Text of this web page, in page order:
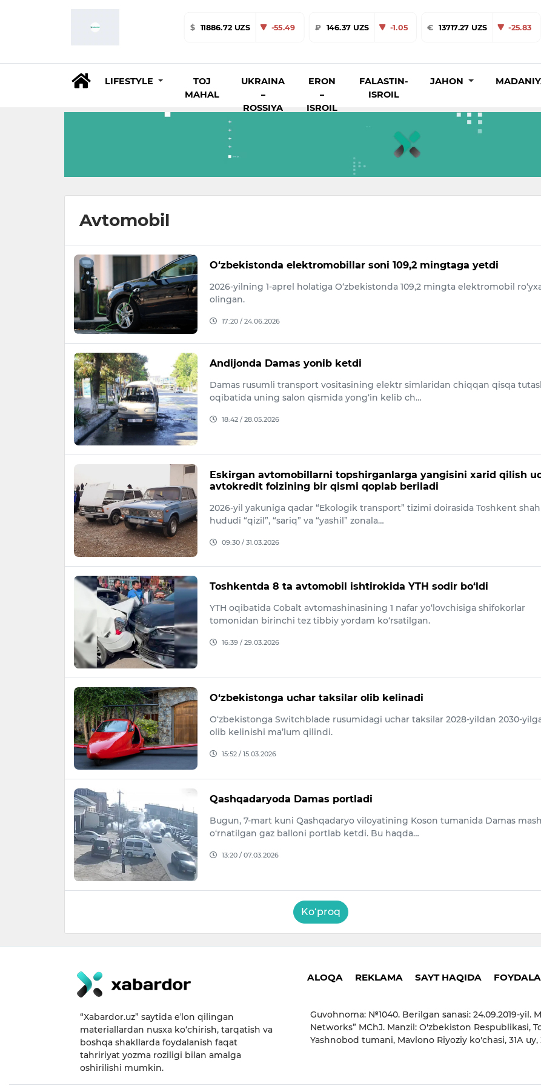
$ 11886.72 UZS -55.49 ₽ 146.37 UZS -1.05 € 13717.27 UZS -25.83
LIFESTYLE
TOJ
MAHAL
UKRAINA
–
ROSSIYA
ERON
–
ISROIL
FALASTIN-
ISROIL
JAHON
Avtomobil
O‘zbekistonda elektromobillar soni 109,2 mingtaga yetdi
2026-yilning 1-aprel holatiga O‘zbekistonda 109,2 mingta elektromobil
olingan.
17:20 / 24.06.2026
Andijonda Damas yonib ketdi
Damas rusumli transport vositasining elektr simlaridan chiqqan qisqa
oqibatida uning salon qismida yong‘in kelib ch…
18:42 / 28.05.2026
Eskirgan avtomobillarni topshirganlarga yangisini xarid qilish
avtokredit foizining bir qismi qoplab beriladi
2026-yil yakuniga qadar “Ekologik transport” tizimi doirasida Toshkent
hududi “qizil”, “sariq” va “yashil” zonala…
09:30 / 31.03.2026
Toshkentda 8 ta avtomobil ishtirokida YTH sodir bo‘ldi
YTH oqibatida Cobalt avtomashinasining 1 nafar yo‘lovchisiga shifokorlar
tomonidan birinchi tez tibbiy yordam ko‘rsatilgan.
16:39 / 29.03.2026
O‘zbekistonga uchar taksilar olib kelinadi
O‘zbekistonga Switchblade rusumidagi uchar taksilar 2028-yildan 2030-
olib kelinishi ma’lum qilindi.
15:52 / 15.03.2026
Qashqadaryoda Damas portladi
Bugun, 7-mart kuni Qashqadaryo viloyatining Koson tumanida Damas
o‘rnatilgan gaz balloni portlab ketdi. Bu haqda…
13:20 / 07.03.2026
Ko‘proq
“Xabardor.uz” saytida eʼlon qilingan
materiallardan nusxa ko‘chirish, tarqatish va
boshqa shakllarda foydalanish faqat
tahririyat yozma roziligi bilan amalga
oshirilishi mumkin.
ALOQA REKLAMA SAYT HAQIDA
Guvohnoma: №1040. Berilgan sanasi: 24.09.2019-yil.
Networks” MChJ. Manzil: O'zbekiston Respublikasi,
Yashnobod tumani, Mavlono Riyoziy ko'chasi, 31А